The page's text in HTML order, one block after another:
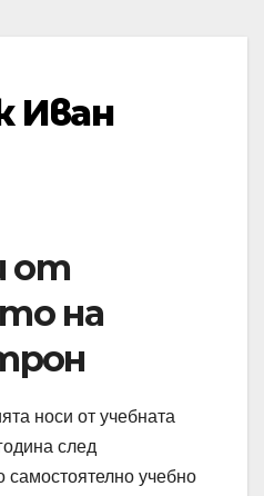
Иван
от
на
носи от учебната
след
самостоятелно учебно